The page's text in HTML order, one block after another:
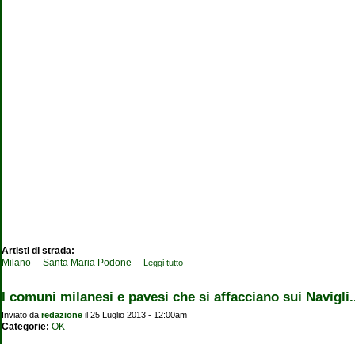
Artisti di strada:
Milano
Santa Maria Podone Leggi tutto
I comuni milanesi e pavesi che si affacciano sui
Inviato da redazione il 25 Luglio 2013 - 12:00am
Categorie: OK